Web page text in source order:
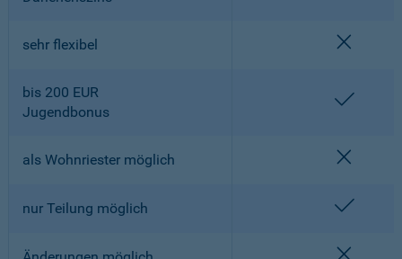
sehr flexibel
bis 200 EUR
Jugendbonus
als Wohnriester möglich
nur Teilung möglich